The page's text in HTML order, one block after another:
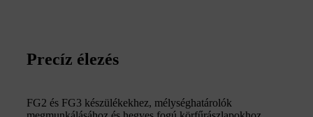
Precíz élezés
FG2 és FG3 készülékekhez, mélységhatárolók